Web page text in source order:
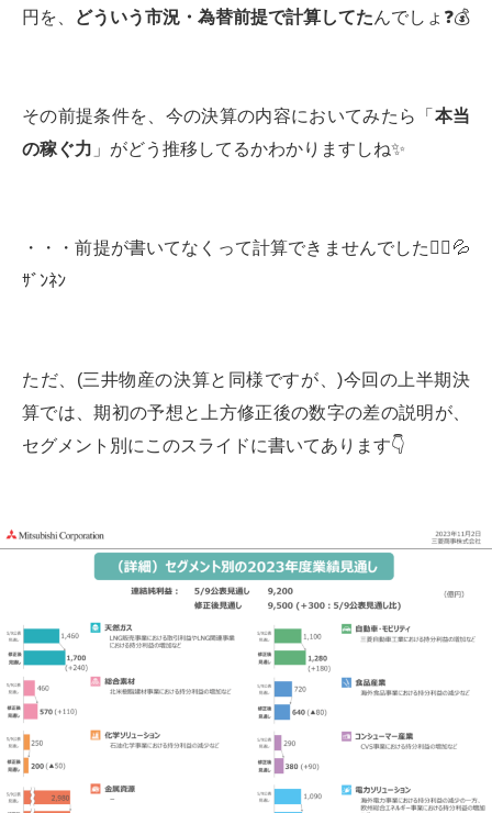
円を、
どういう市況・為替前提で計算してたんでしょ❓💰
その前提条件を、今の決算の内容においてみたら「 本当
の稼ぐ力 」がどう推移してるかわかりますしね✨
・・・前提が書いてなくって計算できませんでした🤷‍♀️💦
ｻﾞﾝﾈﾝ
ただ、(三井物産の決算と同様ですが、)今回の上半期決
算では、期初の予想と上方修正後の数字の差の説明が、
セグメント別にこのスライドに書いてあります👇